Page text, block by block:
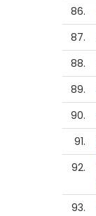
86.
87.
88.
89.
90.
91.
92.
93.